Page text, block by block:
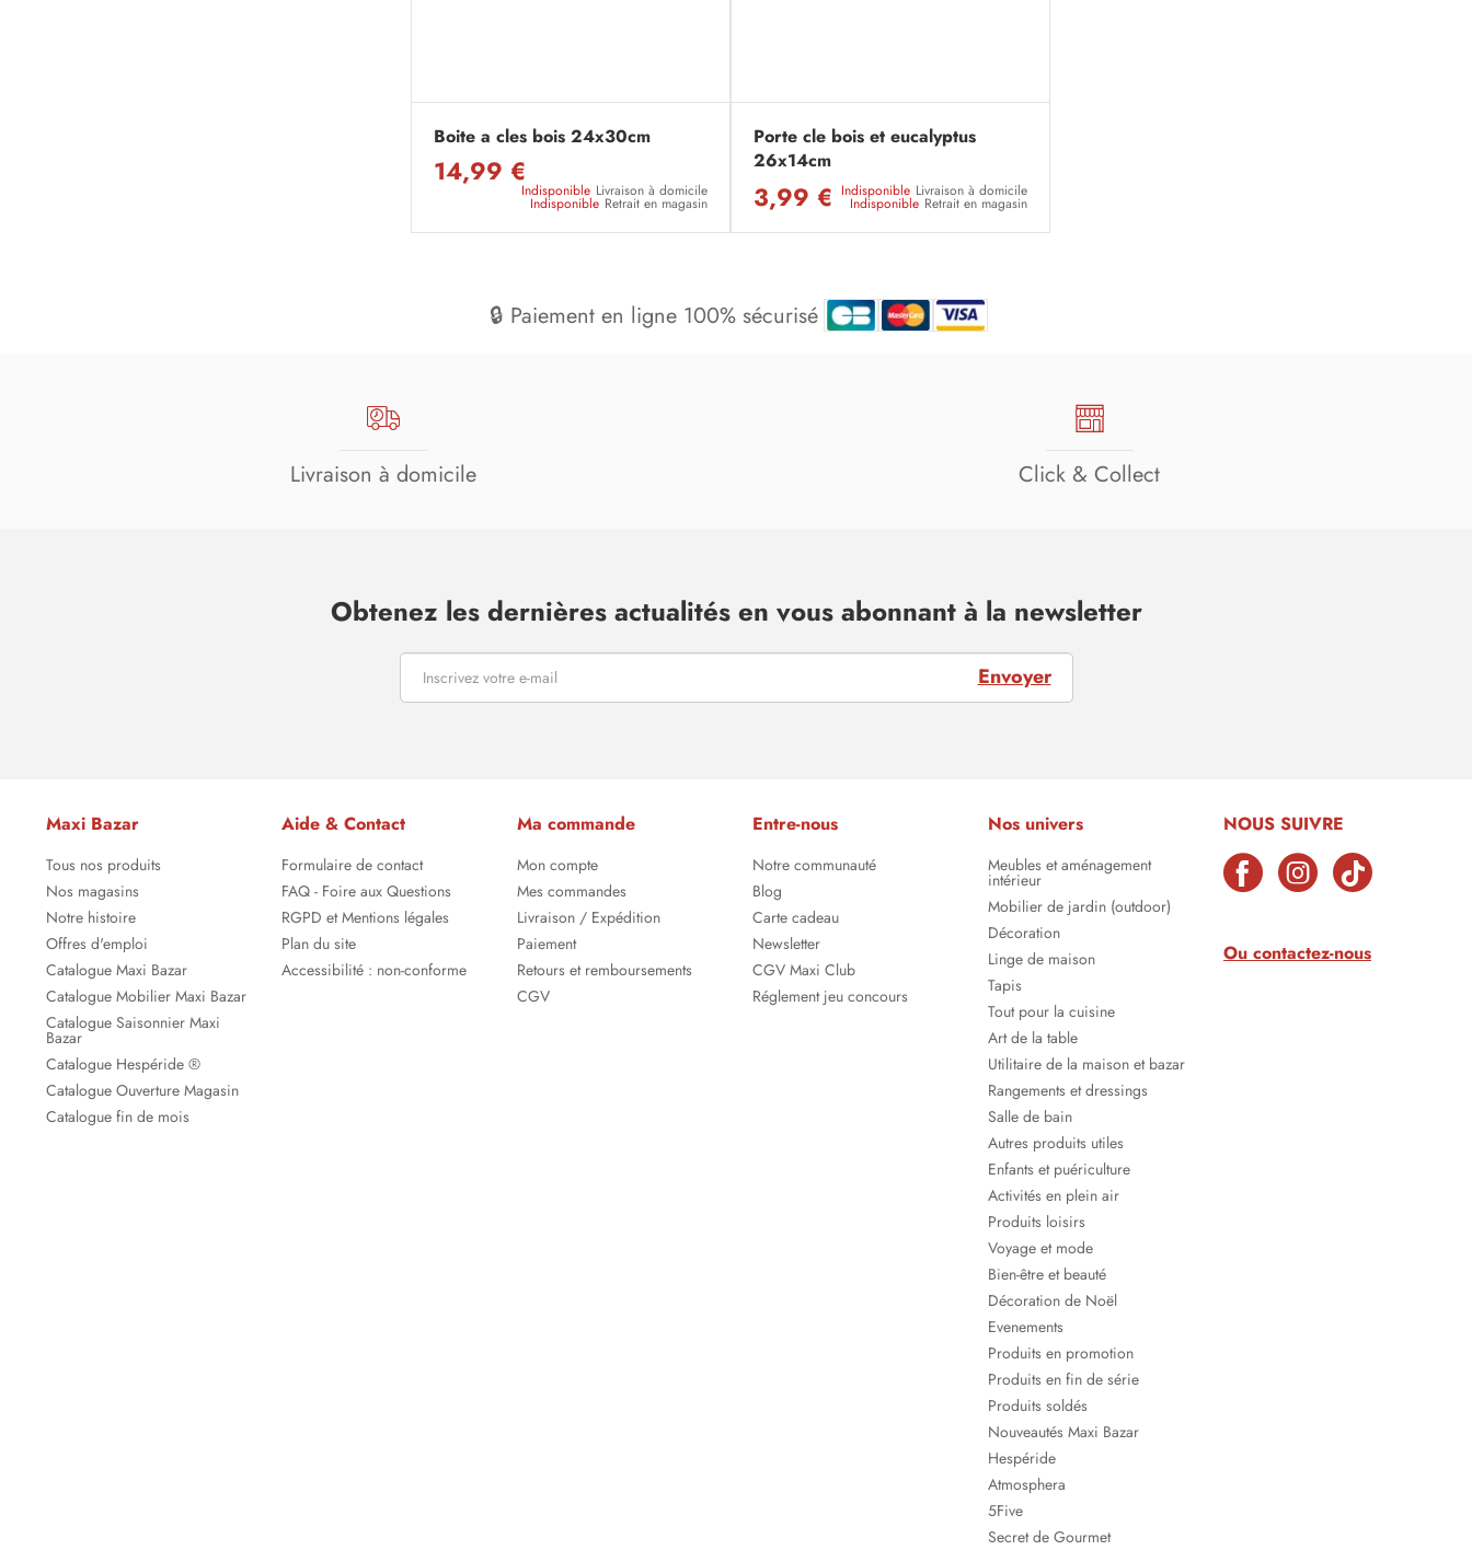
Boite a cles bois 24x30cm
14,99 €
Indisponible Livraison à domicile
Indisponible Retrait en magasin
Porte cle bois et eucalyptus
26x14cm
3,99 € Indisponible Livraison à domicile
Indisponible Retrait en magasin
🔒 Paiement en ligne 100% sécurisé
Livraison à domicile Click & Collect
Obtenez les dernières actualités en vous abonnant à la newsletter
Envoyer
Maxi Bazar
Tous nos produits
Nos magasins
Notre histoire
Offres d'emploi
Catalogue Maxi Bazar
Catalogue Mobilier Maxi Bazar
Catalogue Saisonnier Maxi
Bazar
Catalogue Hespéride ®
Catalogue Ouverture Magasin
Catalogue fin de mois
Aide & Contact
Formulaire de contact
FAQ - Foire aux Questions
RGPD et Mentions légales
Plan du site
Accessibilité : non-conforme
Ma commande
Mon compte
Mes commandes
Livraison / Expédition
Paiement
Retours et remboursements
CGV
Entre-nous
Notre communauté
Blog
Carte cadeau
Newsletter
CGV Maxi Club
Réglement jeu concours
Nos univers
Meubles et aménagement
intérieur
Mobilier de jardin (outdoor)
Décoration
Linge de maison
Tapis
Tout pour la cuisine
Art de la table
Utilitaire de la maison et bazar
Rangements et dressings
Salle de bain
Autres produits utiles
Enfants et puériculture
Activités en plein air
Produits loisirs
Voyage et mode
Bien-être et beauté
Décoration de Noël
Evenements
Produits en promotion
Produits en fin de série
Produits soldés
Nouveautés Maxi Bazar
Hespéride
Atmosphera
5Five
Secret de Gourmet
NOUS SUIVRE
Ou contactez-nous